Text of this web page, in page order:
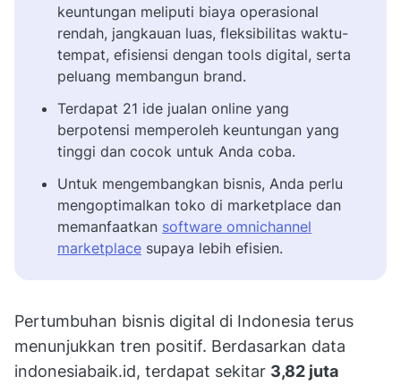
keuntungan meliputi biaya operasional
rendah, jangkauan luas, fleksibilitas waktu-
tempat, efisiensi dengan tools digital, serta
peluang membangun brand.
Terdapat 21 ide jualan online yang
berpotensi memperoleh keuntungan yang
tinggi dan cocok untuk Anda coba.
Untuk mengembangkan bisnis, Anda perlu
mengoptimalkan toko di marketplace dan
memanfaatkan software omnichannel
marketplace supaya lebih efisien.
Pertumbuhan bisnis digital di Indonesia terus
menunjukkan tren positif. Berdasarkan data
indonesiabaik.id, terdapat sekitar 3,82 juta